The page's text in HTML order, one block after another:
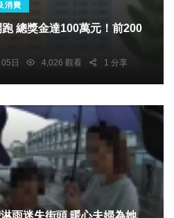
消費
200
日 4,026 觀看 1 分享
街頭 暖心夫婦為她